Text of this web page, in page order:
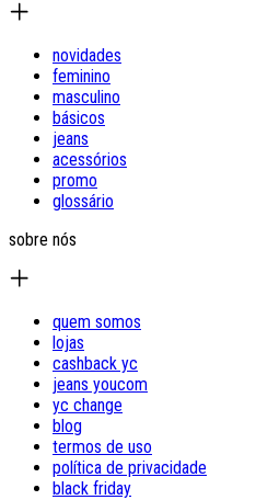
novidades
feminino
masculino
básicos
jeans
acessórios
promo
glossário
sobre nós
quem somos
lojas
cashback yc
jeans youcom
yc change
blog
termos de uso
política de privacidade
black friday